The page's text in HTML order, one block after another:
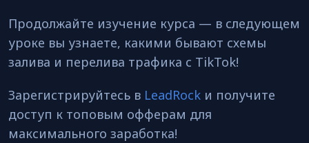
Продолжайте изучение курса — в следующем
уроке вы узнаете, какими бывают схемы
залива и перелива трафика с TikTok!
Зарегистрируйтесь в LeadRock и получите
доступ к топовым офферам для
максимального заработка!